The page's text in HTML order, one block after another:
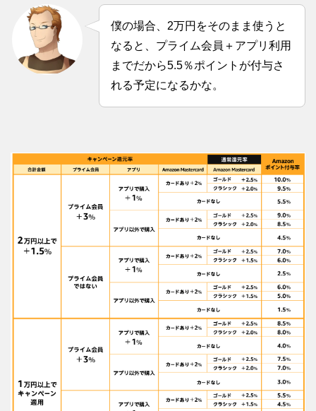
僕の場合、2万円をそのまま使うと
なると、プライム会員＋アプリ利用
までだから5.5％ポイントが付与さ
れる予定になるかな。